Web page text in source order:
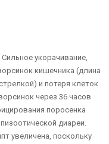
Сильное укорачивание,
кишечника (длина
и потеря клеток
через 36 часов
поросенка
диареи.
увеличена, поскольку